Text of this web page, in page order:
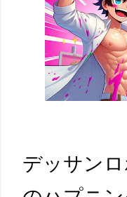
デッサン